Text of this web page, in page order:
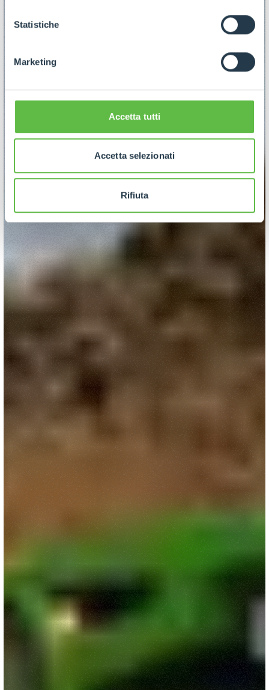
GDPR abbiamo predisposto una
apposita procedura.
Statistiche
Marketing
Accetta tutti
Accetta selezionati
Rifiuta